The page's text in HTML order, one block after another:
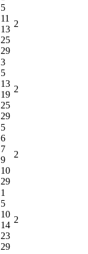
5
11
13
25
29
2
3
5
13
19
25
29
2
5
6
7
9
10
29
2
1
5
10
14
23
29
2